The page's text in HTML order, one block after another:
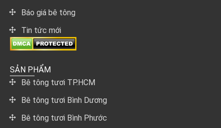
Báo giá bê tông
Tin tức mới
SẢN PHẨM
Bê tông tươi TP.HCM
Bê tông tươi Bình Dương
Bê tông tươi Bình Phước